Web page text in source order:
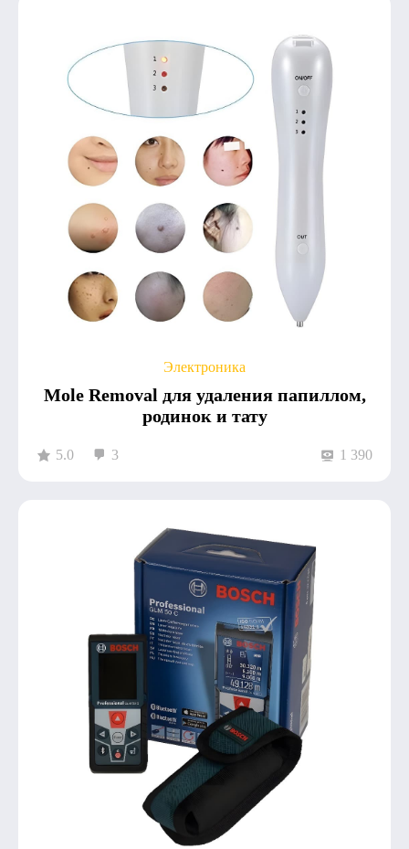
Электроника
Mole Removal для удаления папиллом,
родинок и тату
5.0 3 1 390